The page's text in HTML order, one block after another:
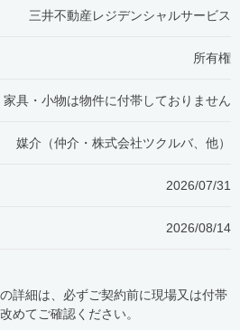
三井不動産レジデンシャルサービス
所有権
家具・小物は物件に付帯しておりません
媒介（仲介・ 株式会社ツクルバ、他）
2026/07/31
2026/08/14
詳細は、必ずご契約前に現場又は付帯
めてご確認ください。